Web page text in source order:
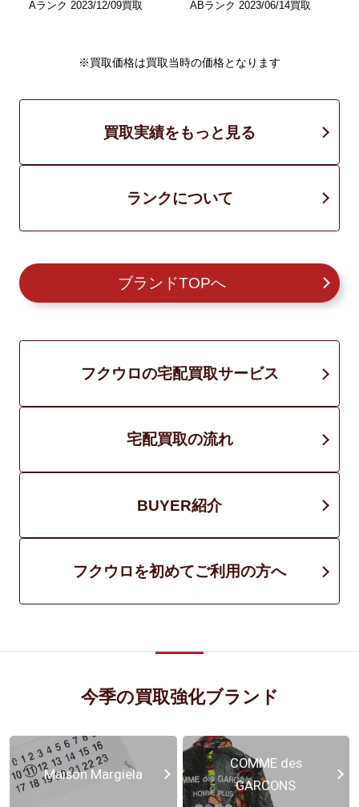
Aランク 2023/12/09買取 ABランク 2023/06/14買取
※買取価格は買取当時の価格となります
買取実績をもっと見る
ランクについて
ブランドTOPへ
フクウロの宅配買取サービス
宅配買取の流れ
BUYER紹介
フクウロを初めてご利用の方へ
今季の買取強化ブランド
Maison Margiela
COMME des
GARCONS